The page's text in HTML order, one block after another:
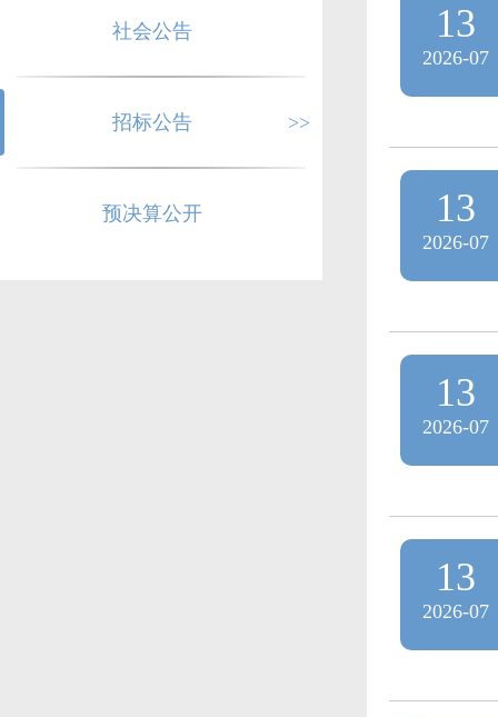
社会公告
招标公告 >>
预决算公开
13
2026-07
13
2026-07
13
2026-07
13
2026-07